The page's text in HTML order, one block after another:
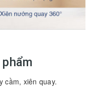
cầm, xiên quay.